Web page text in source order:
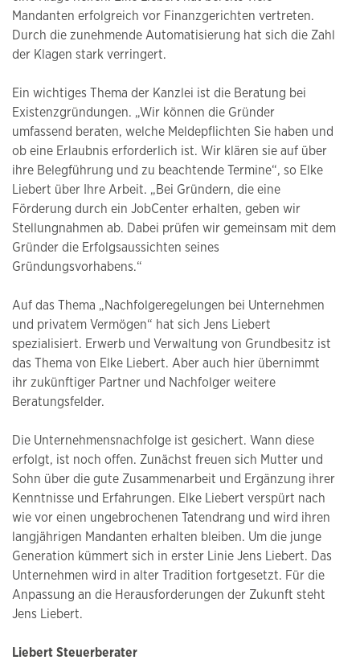
Mandanten erfolgreich vor Finanzgerichten vertreten.
Durch die zunehmende Automatisierung hat sich die Zahl
der Klagen stark verringert.
Ein wichtiges Thema der Kanzlei ist die Beratung bei
Existenzgründungen. „Wir können die Gründer
umfassend beraten, welche Meldepflichten Sie haben und
ob eine Erlaubnis erforderlich ist. Wir klären sie auf über
ihre Belegführung und zu beachtende Termine“, so Elke
Liebert über Ihre Arbeit. „Bei Gründern, die eine
Förderung durch ein JobCenter erhalten, geben wir
Stellungnahmen ab. Dabei prüfen wir gemeinsam mit dem
Gründer die Erfolgsaussichten seines
Gründungsvorhabens.“
Auf das Thema „Nachfolgeregelungen bei Unternehmen
und privatem Vermögen“ hat sich Jens Liebert
spezialisiert. Erwerb und Verwaltung von Grundbesitz ist
das Thema von Elke Liebert. Aber auch hier übernimmt
ihr zukünftiger Partner und Nachfolger weitere
Beratungsfelder.
Die Unternehmensnachfolge ist gesichert. Wann diese
erfolgt, ist noch offen. Zunächst freuen sich Mutter und
Sohn über die gute Zusammenarbeit und Ergänzung ihrer
Kenntnisse und Erfahrungen. Elke Liebert verspürt nach
wie vor einen ungebrochenen Tatendrang und wird ihren
langjährigen Mandanten erhalten bleiben. Um die junge
Generation kümmert sich in erster Linie Jens Liebert. Das
Unternehmen wird in alter Tradition fortgesetzt. Für die
Anpassung an die Herausforderungen der Zukunft steht
Jens Liebert.
Liebert Steuerberater